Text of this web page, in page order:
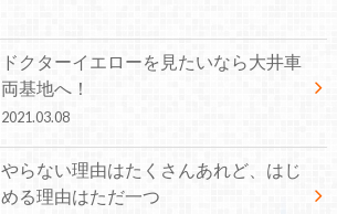
ドクターイエローを見たいなら大井車
両基地へ！
2021.03.08
やらない理由はたくさんあれど、はじ
める理由はただ一つ